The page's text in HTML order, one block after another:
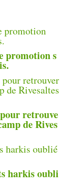
promotion s
retrouve
de Rives
harkis oubli